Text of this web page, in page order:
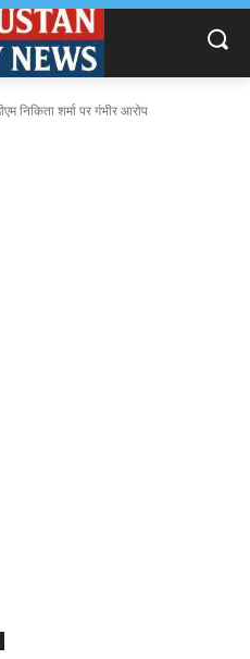
निकिता शर्मा पर गंभीर आरोप